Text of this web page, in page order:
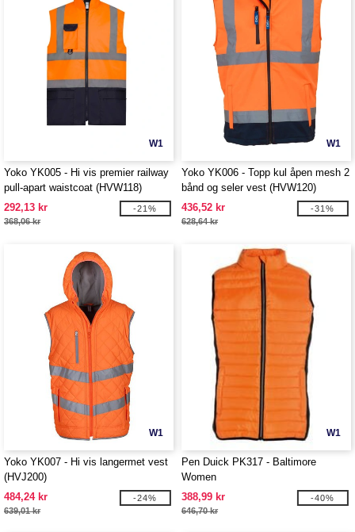
W1
Yoko YK005 - Hi vis premier railway
pull-apart waistcoat (HVW118)
292,13 kr
368,06 kr
-21%
W1
Yoko YK006 - Topp kul åpen mesh 2
bånd og seler vest (HVW120)
436,52 kr
628,64 kr
-31%
W1
Yoko YK007 - Hi vis langermet vest
(HVJ200)
484,24 kr
639,01 kr
-24%
W1
Pen Duick PK317 - Baltimore
Women
388,99 kr
646,70 kr
-40%